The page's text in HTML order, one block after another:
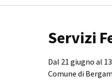
Servizi
Dal 21 giugno al
Comune di